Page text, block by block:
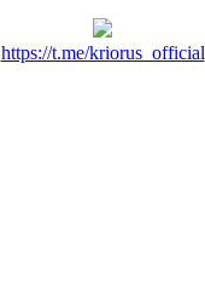
https://t.me/kriorus_official